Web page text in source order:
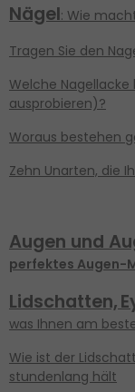
Nägel: Wie
Tragen Sie den
Welche
ausprobieren)?
Woraus bestehen
Zehn Unarten, die
Augen und
perfektes Augen-
Lidschatten,
was Ihnen am
Wie ist der
stundenlang hält